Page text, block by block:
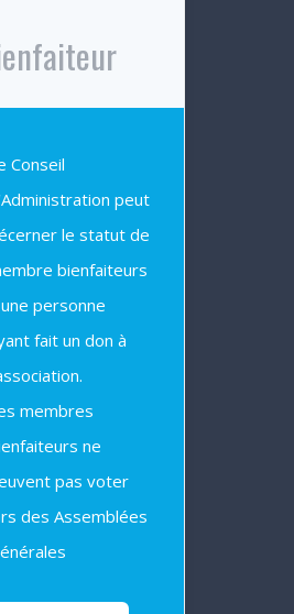
Conseil
peut
le statut de
bienfaiteurs
personne
fait un don à
membres
ne
pas voter
des Assemblées